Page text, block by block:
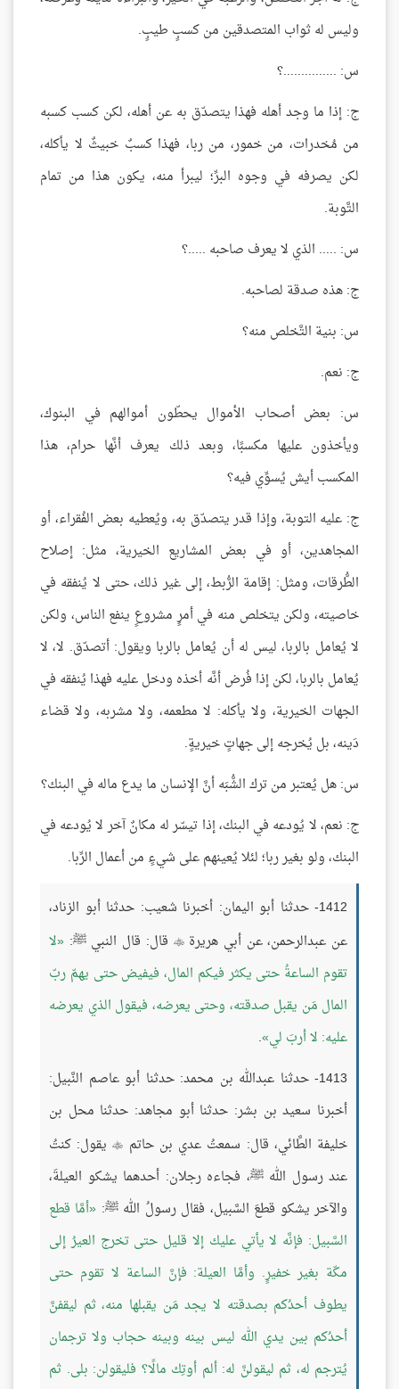
وليس له ثواب المتصدقين من كسبٍ طيبٍ.
س: ...............؟
ج: إذا ما وجد أهله فهذا يتصدّق به عن أهله، لكن كسب كسبه
من مُخدرات، من خمور، من ربا، فهذا كسبٌ خبيثٌ لا يأكله،
لكن يصرفه في وجوه البرِّ؛ ليبرأ منه، يكون هذا من تمام
التَّوبة.
س: ..... الذي لا يعرف صاحبه .....؟
ج: هذه صدقة لصاحبه.
س: بنية التَّخلص منه؟
ج: نعم.
س: بعض أصحاب الأموال يحطّون أموالهم في البنوك،
ويأخذون عليها مكسبًا، وبعد ذلك يعرف أنَّها حرام، هذا
المكسب أيش يُسوِّي فيه؟
ج: عليه التوبة، وإذا قدر يتصدّق به، ويُعطيه بعض الفُقراء، أو
المجاهدين، أو في بعض المشاريع الخيرية، مثل: إصلاح
الطُّرقات، ومثل: إقامة الرُّبط، إلى غير ذلك، حتى لا يُنفقه في
خاصيته، ولكن يتخلص منه في أمرٍ مشروعٍ ينفع الناس، ولكن
لا يُعامل بالربا، ليس له أن يُعامل بالربا ويقول: أتصدّق. لا، لا
يُعامل بالربا، لكن إذا فُرض أنَّه أخذه ودخل عليه فهذا يُنفقه في
الجهات الخيرية، ولا يأكله: لا مطعمه، ولا مشربه، ولا قضاء
دَينه، بل يُخرجه إلى جهاتٍ خيريةٍ.
س: هل يُعتبر من ترك الشُّبَه أنَّ الإنسان ما يدع ماله في البنك؟
ج: نعم، لا يُودعه في البنك، إذا تيسّر له مكانٌ آخر لا يُودعه في
البنك، ولو بغير ربا؛ لئلا يُعينهم على شيءٍ من أعمال الرِّبا.
1412- حدثنا أبو اليمان: أخبرنا شعيب: حدثنا أبو الزناد،
عن عبدالرحمن، عن أبي هريرة قال: قال النبي ﷺ: لا
تقوم الساعةُ حتى يكثر فيكم المال، فيفيض حتى يهمّ ربّ
المال مَن يقبل صدقته، وحتى يعرضه، فيقول الذي يعرضه
عليه: لا أربَ لي .
1413- حدثنا عبدالله بن محمد: حدثنا أبو عاصم النَّبيل:
أخبرنا سعيد بن بشر: حدثنا أبو مجاهد: حدثنا محل بن
خليفة الطَّائي، قال: سمعتُ عدي بن حاتم يقول: كنتُ
عند رسول الله ﷺ، فجاءه رجلان: أحدهما يشكو العيلةَ،
والآخر يشكو قطعَ السَّبيل، فقال رسولُ الله ﷺ: أمَّا قطع
السَّبيل: فإنَّه لا يأتي عليك إلا قليل حتى تخرج العيرُ إلى
مكّة بغير خفيرٍ. وأمَّا العيلة: فإنَّ الساعة لا تقوم حتى
يطوف أحدُكم بصدقته لا يجد مَن يقبلها منه، ثم ليقفنَّ
أحدُكم بين يدي الله ليس بينه وبينه حجاب ولا ترجمان
يُترجم له، ثم ليقولنَّ له: ألم أوتِك مالًا؟ فليقولن: بلى. ثم